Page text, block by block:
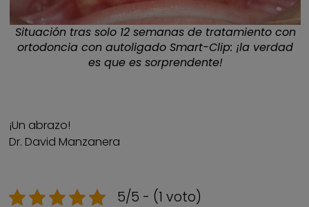
Situación tras solo 12 semanas de tratamiento con
ortodoncia con autoligado Smart-Clip: ¡la verdad
es que es sorprendente!
¡Un abrazo!
Dr. David Manzanera
5/5 - (1 voto)